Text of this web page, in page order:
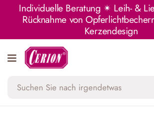
Individuelle Beratung ✴ Leih- &
Rücknahme von
Kerzendesign